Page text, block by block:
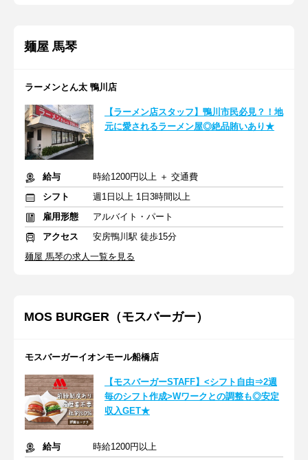
麺屋 馬琴
ラーメンとん太 鴨川店
【ラーメン店スタッフ】鴨川市民必見？！地
元に愛されるラーメン屋◎絶品賄いあり★
給与
時給1200円以上 ＋ 交通費
シフト
週1日以上 1日3時間以上
雇用形態
アルバイト・パート
アクセス
安房鴨川駅 徒歩15分
麺屋 馬琴の求人一覧を見る
MOS BURGER（モスバーガー）
モスバーガーイオンモール船橋店
【モスバーガーSTAFF】<シフト自由⇒2週
毎のシフト作成>Wワークとの調整も◎安定
収入GET★
給与
時給1200円以上